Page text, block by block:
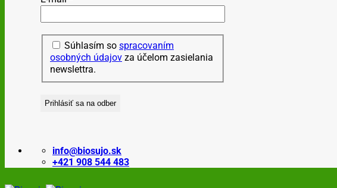
Súhlasím so spracovaním
osobných údajov za účelom zasielania
newslettra.
info@biosujo.sk
+421 908 544 483